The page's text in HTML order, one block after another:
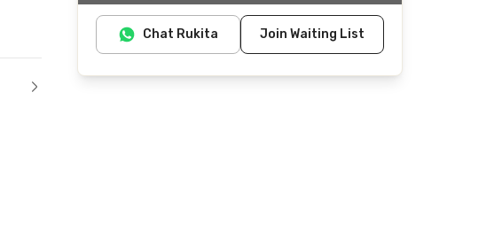
Chat Rukita Join Waiting List